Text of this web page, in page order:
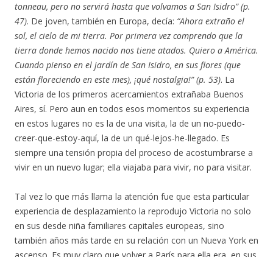
tonneau, pero no servirá hasta que volvamos a San Isidro” (p.
47). De joven, también en Europa, decía: “Ahora extraño el
sol, el cielo de mi tierra. Por primera vez comprendo que la
tierra donde hemos nacido nos tiene atados. Quiero a América.
Cuando pienso en el jardín de San Isidro, en sus flores (que
están floreciendo en este mes), ¡qué nostalgia!” (p. 53). La
Victoria de los primeros acercamientos extrañaba Buenos
Aires, sí. Pero aun en todos esos momentos su experiencia
en estos lugares no es la de una visita, la de un no-puedo-
creer-que-estoy-aquí, la de un qué-lejos-he-llegado. Es
siempre una tensión propia del proceso de acostumbrarse a
vivir en un nuevo lugar; ella viajaba para vivir, no para visitar.
Tal vez lo que más llama la atención fue que esta particular
experiencia de desplazamiento la reprodujo Victoria no solo
en sus desde niña familiares capitales europeas, sino
también años más tarde en su relación con un Nueva York en